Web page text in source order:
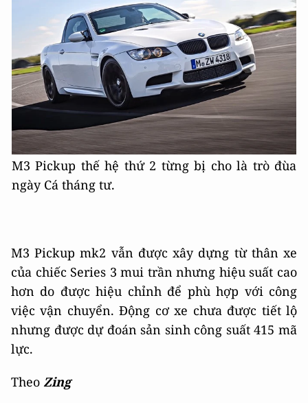
M3 Pickup thế hệ thứ 2 từng bị cho là trò đùa
ngày Cá tháng tư.
M3 Pickup mk2 vẫn được xây dựng từ thân xe
của chiếc Series 3 mui trần nhưng hiệu suất cao
hơn do được hiệu chỉnh để phù hợp với công
việc vận chuyển. Động cơ xe chưa được tiết lộ
nhưng được dự đoán sản sinh công suất 415 mã
lực.
Theo Zing